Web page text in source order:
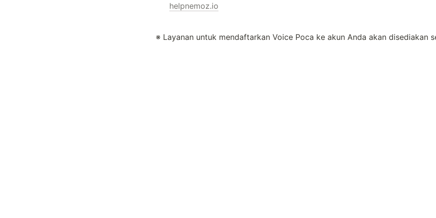
helpnemoz.io
※ Layanan untuk mendaftarkan Voice Poca ke akun Anda akan disediakan